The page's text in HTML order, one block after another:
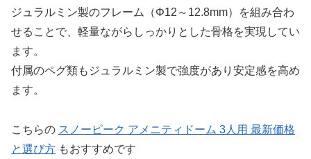
ジュラルミン製のフレーム（Φ12～12.8mm）を組み合わ
せることで、軽量ながらしっかりとした骨格を実現してい
ます。
付属のペグ類もジュラルミン製で強度があり安定感を高め
ます。
こちらの スノーピーク アメニティドーム 3人用 最新価格
と選び方 もおすすめです